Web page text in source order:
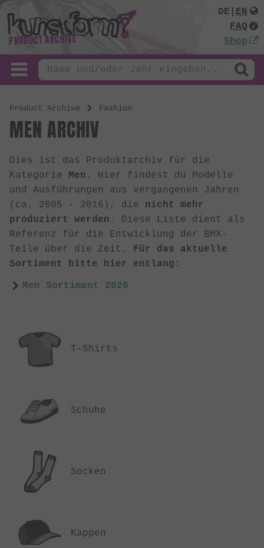
PRODUCT ARCHIVE
DE
EN
FAQ
Shop
Product Archive Fashion
MEN ARCHIV
Dies ist das Produktarchiv für die
Kategorie Men . Hier findest du Modelle
und Ausführungen aus vergangenen Jahren
(ca. 2005 - 2016), die nicht mehr
produziert werden . Diese Liste dient als
Referenz für die Entwicklung der BMX-
Teile über die Zeit. Für das aktuelle
Sortiment bitte hier entlang:
Men Sortiment 2026
T-Shirts
Schuhe
Socken
Kappen